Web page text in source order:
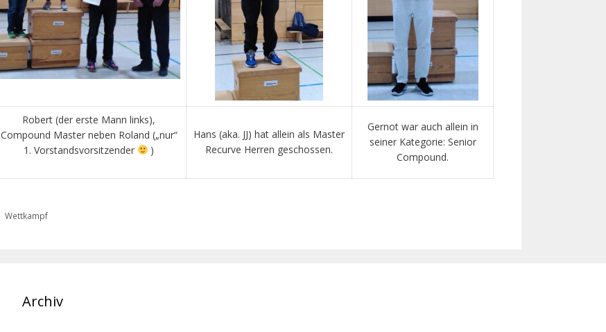
Robert (der erste Mann links),
Compound Master neben Roland („nur“
1. Vorstandsvorsitzender
)
Hans (aka. JJ) hat allein als Master
Recurve Herren geschossen.
Gernot war auch allein in
seiner Kategorie: Senior
Compound.
Kategorien
Wettkampf
Archiv